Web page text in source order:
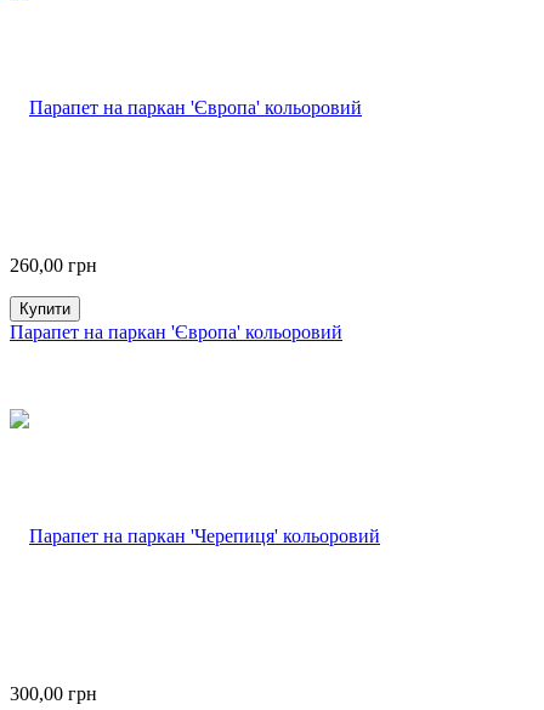
260,00 грн
Купити
Парапет на паркан 'Європа' кольоровий
300,00 грн